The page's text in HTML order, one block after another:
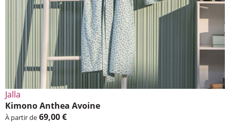
Jalla
Kimono Anthea Avoine
À partir de 69,00 €